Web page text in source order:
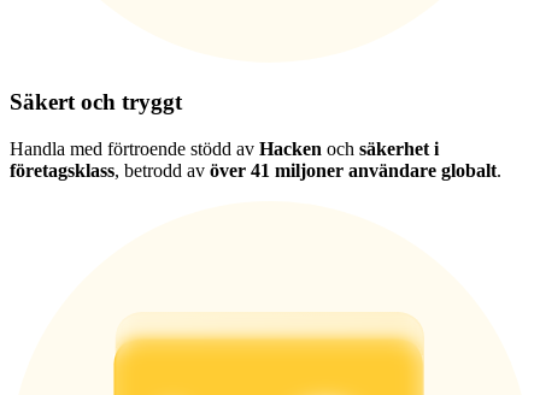
Säkert och tryggt
Handla med förtroende stödd av Hacken och säkerhet i
företagsklass, betrodd av över 41 miljoner användare globalt.